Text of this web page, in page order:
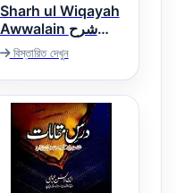
Sharh ul Wiqayah
Awwalain شرح
الوقایہ اولین
বিস্তারিত দেখুন